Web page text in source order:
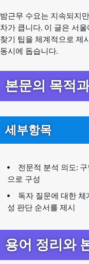
밤근무 수요는 지속되지
차가 큽니다. 이 글은 서
찾기 팁을 체계적으로 제
동시에 돕습니다.
본문의 목적
세부항목
전문적 분석 의도:
으로 구성
독자 질문에 대한 체
성 판단 순서를 제시
용어 정리와